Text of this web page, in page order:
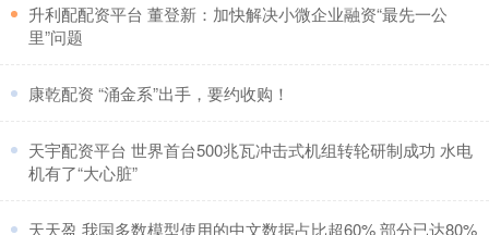
​升利配配资平台 董登新：加快解决小微企业融资“最先一公
里”问题
​康乾配资 “涌金系”出手，要约收购！
​天宇配资平台 世界首台500兆瓦冲击式机组转轮研制成功 水电
机有了“大心脏”
​天天盈 我国多数模型使用的中文数据占比超60% 部分已达80%